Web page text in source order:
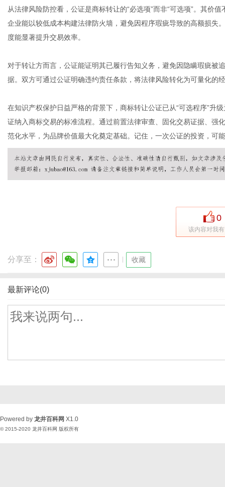
从法律风险防控看，公证是商标转让的“必选项”而非“可选项”。其价
企业能以较低成本构建法律防火墙，避免因程序瑕疵导致的高额损失
度能显著提升交易效率。
对于转让方而言，公证能证明其已履行告知义务，避免因隐瞒瑕疵被
据。双方可通过公证明确违约责任条款，将法律风险转化为可量化的
在知识产权保护日益严格的背景下，商标转让公证已从“可选程序”升
证纳入商标交易的标准流程。通过前置法律审查、固化交易证据、强
范化水平，为品牌价值最大化奠定基础。记住，一次公证的投资，可
0
该内容对我
分享至： 收藏
最新评论(0)
Powered by 龙井百科网 X1.0
© 2015-2020 龙井百科网 版权所有